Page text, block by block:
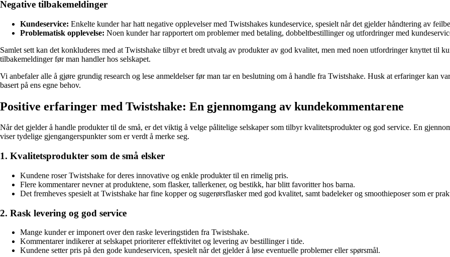
Negative tilbakemeldinger
Kundeservice: Enkelte kunder har hatt negative opplevelser med Twistshakes kundeservice, spesielt når det gjelder håndtering av
Problematisk opplevelse: Noen kunder har rapportert om problemer med betaling, dobbeltbestillinger og utfordringer med
Samlet sett kan det konkluderes med at Twistshake tilbyr et bredt utvalg av produkter av god kvalitet, men med noen utfordringer knyttet til
tilbakemeldinger før man handler hos selskapet.
Vi anbefaler alle å gjøre grundig research og lese anmeldelser før man tar en beslutning om å handle fra Twistshake. Husk at erfaringer kan
basert på ens egne behov.
Positive erfaringer med Twistshake: En gjennomgang av kundekommentarene
Når det gjelder å handle produkter til de små, er det viktig å velge pålitelige selskaper som tilbyr kvalitetsprodukter og god service. En
viser tydelige gjengangerspunkter som er verdt å merke seg.
1. Kvalitetsprodukter som de små elsker
Kundene roser Twistshake for deres innovative og enkle produkter til en rimelig pris.
Flere kommentarer nevner at produktene, som flasker, tallerkener, og bestikk, har blitt favoritter hos barna.
Det fremheves spesielt at Twistshake har fine kopper og sugerørsflasker med god kvalitet, samt badeleker og smoothieposer som er
2. Rask levering og god service
Mange kunder er imponert over den raske leveringstiden fra Twistshake.
Kommentarer indikerer at selskapet prioriterer effektivitet og levering av bestillinger i tide.
Kundene setter pris på den gode kundeservicen, spesielt når det gjelder å løse eventuelle problemer eller spørsmål.